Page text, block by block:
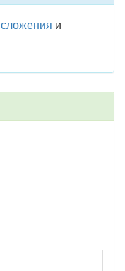
сложения и